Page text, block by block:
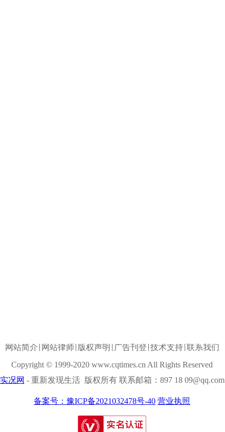
网站简介 网站律师 版权声明 广告刊登 技术支持 联系我们
Copyright © 1999-2020 www.cqtimes.cn All Rights Reserved
实况网 - 重新发现生活 版权所有 联系邮箱：897 18 09@qq.com
备案号：豫ICP备2021032478号-40 营业执照